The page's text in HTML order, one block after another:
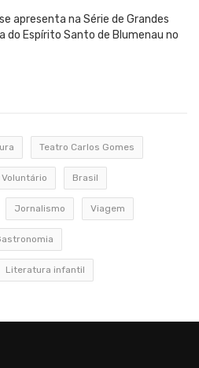
apresenta na Série de Grandes
do Espírito Santo de Blumenau no
Teatro Carlos Gomes
Brasil
Jornalismo Viagem
Literatura infantil